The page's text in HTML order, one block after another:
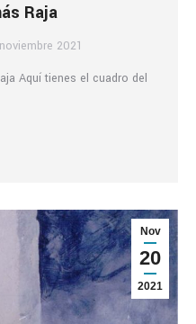
Raja
2021
Aquí tienes el cuadro del
Nov
20
2021